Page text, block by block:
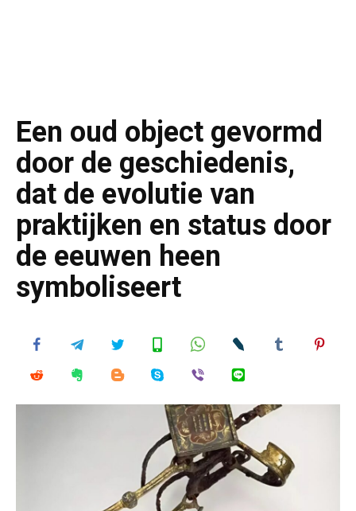
Een oud object gevormd
door de geschiedenis,
dat de evolutie van
praktijken en status door
de eeuwen heen
symboliseert